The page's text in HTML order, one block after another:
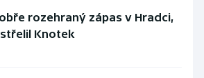
rozehraný zápas v Hradci,
Knotek